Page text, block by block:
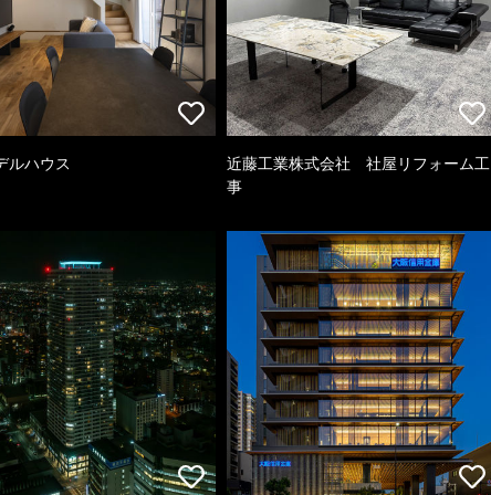
ルハウス
近藤工業株式会社 社屋リフォーム工
事